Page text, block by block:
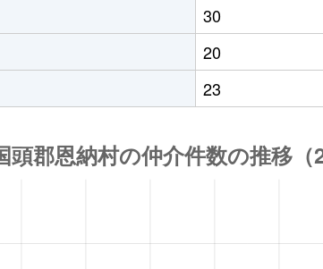
30
20
23